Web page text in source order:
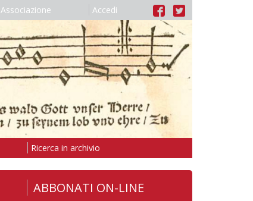
Associazione Accedi
Ricerca in archivio
ABBONATI ON-LINE